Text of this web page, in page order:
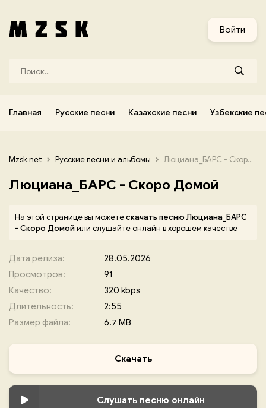
Войти
Главная Русские песни Казахские песни Узбекские
Mzsk.net Русские песни и альбомы Люциана_БАРС - Скоро Домой
Люциана_БАРС - Скоро Домой
На этой странице вы можетескачать песню Люциана_БАРС
- Скоро Домойили слушайте онлайн в хорошем качестве
Дата релиза:
28.05.2026
Просмотров:
91
Качество:
320 kbps
Длительность:
2:55
Размер файла:
6.7 MB
Скачать
Слушать песню онлайн
Узбекские песни Корейские песни